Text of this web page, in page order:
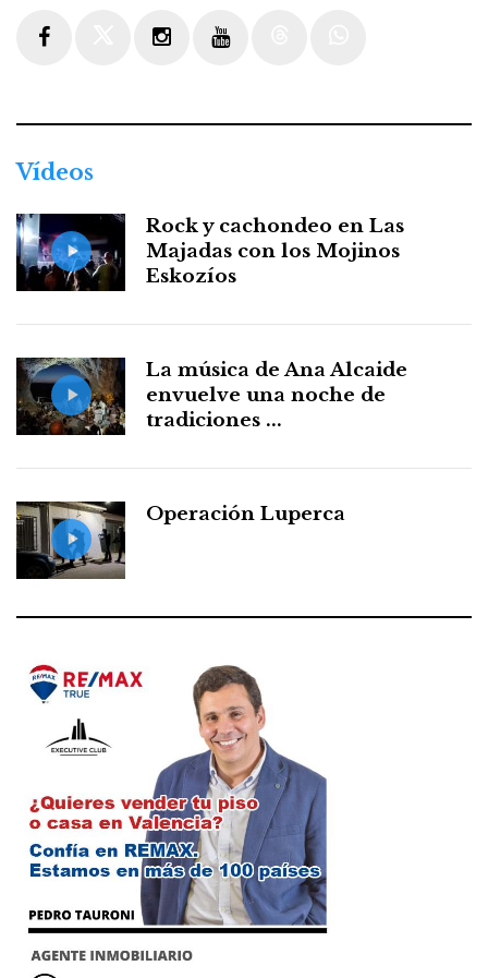
Vídeos
Rock y cachondeo en Las
Majadas con los Mojinos
Eskozíos
La música de Ana Alcaide
envuelve una noche de
tradiciones ...
Operación Luperca